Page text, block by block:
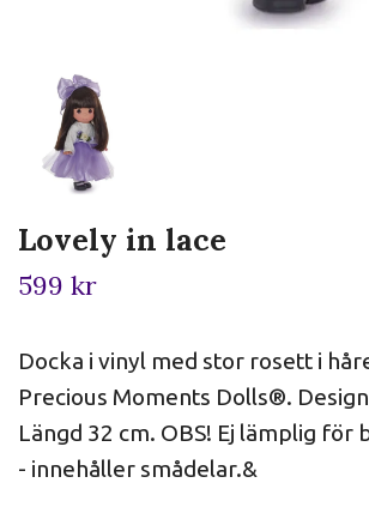
Lovely in lace
599 kr
Docka i vinyl med stor rosett i
Precious Moments Dolls®.
Längd 32 cm. OBS! Ej lämplig för
- innehåller smådelar.&